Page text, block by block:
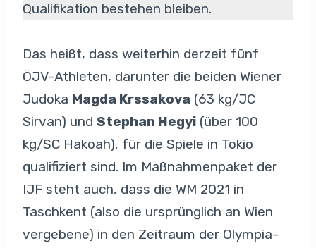
Qualifikation bestehen bleiben.
Das heißt, dass weiterhin derzeit fünf
ÖJV-Athleten, darunter die beiden Wiener
Judoka Magda Krssakova (63 kg/JC
Sirvan) und Stephan Hegyi (über 100
kg/SC Hakoah), für die Spiele in Tokio
qualifiziert sind. Im Maßnahmenpaket der
IJF steht auch, dass die WM 2021 in
Taschkent (also die ursprünglich an Wien
vergebene) in den Zeitraum der Olympia-